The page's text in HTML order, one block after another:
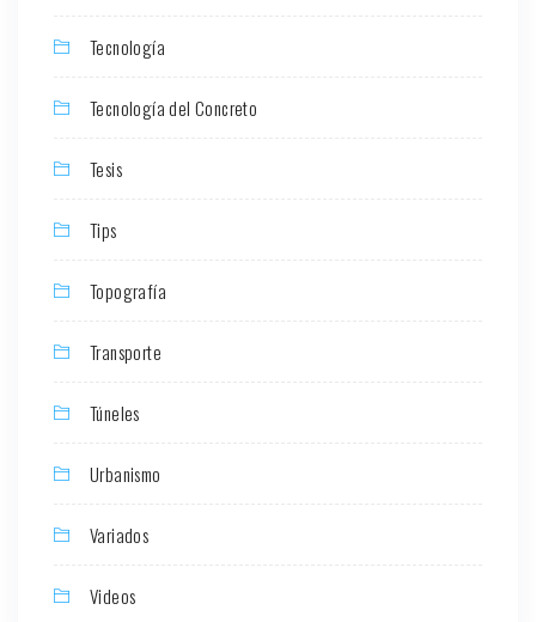
Tecnología
Tecnología del Concreto
Tesis
Tips
Topografía
Transporte
Túneles
Urbanismo
Variados
Videos